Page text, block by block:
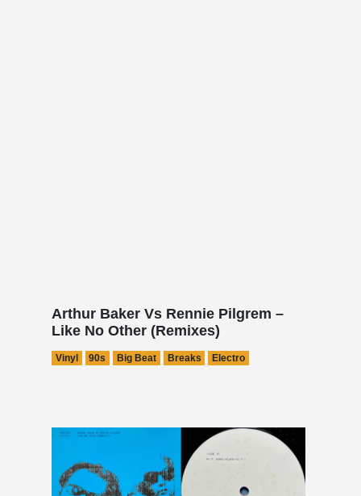
Arthur Baker Vs Rennie Pilgrem –
Like No Other (Remixes)
Vinyl 90s Big Beat Breaks Electro